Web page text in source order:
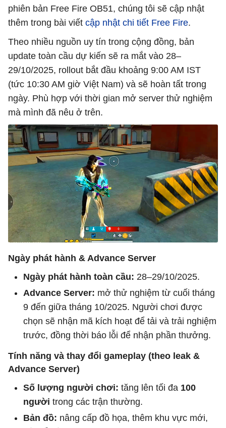
phiên bản Free Fire OB51, chúng tôi sẽ cập nhật
thêm trong bài viết cập nhật chi tiết Free Fire.
Theo nhiều nguồn uy tín trong cộng đồng, bản
update toàn cầu dự kiến sẽ ra mắt vào 28–
29/10/2025, rollout bắt đầu khoảng 9:00 AM IST
(tức 10:30 AM giờ Việt Nam) và sẽ hoàn tất trong
ngày. Phù hợp với thời gian mở server thử nghiệm
mà mình đã nêu ở trên.
Ngày phát hành & Advance Server
Ngày phát hành toàn cầu: 28–29/10/2025.
Advance Server: mở thử nghiệm từ cuối tháng
9 đến giữa tháng 10/2025. Người chơi được
chọn sẽ nhận mã kích hoạt để tải và trải nghiệm
trước, đồng thời báo lỗi để nhận phần thưởng.
Tính năng và thay đổi gameplay (theo leak &
Advance Server)
Số lượng người chơi: tăng lên tối đa 100
người trong các trận thường.
Bản đồ: nâng cấp đồ họa, thêm khu vực mới,